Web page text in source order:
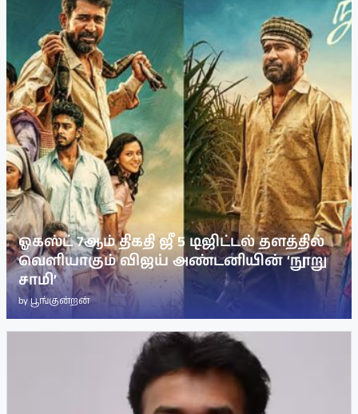
ஓகஸ்ட் 7ஆம் திகதி ஜீ 5 டிஜிட்டல் தளத்தில்
வெளியாகும் விஜய் அண்டனியின் ‘நூறு
சாமி’
byபூங்குன்றன்